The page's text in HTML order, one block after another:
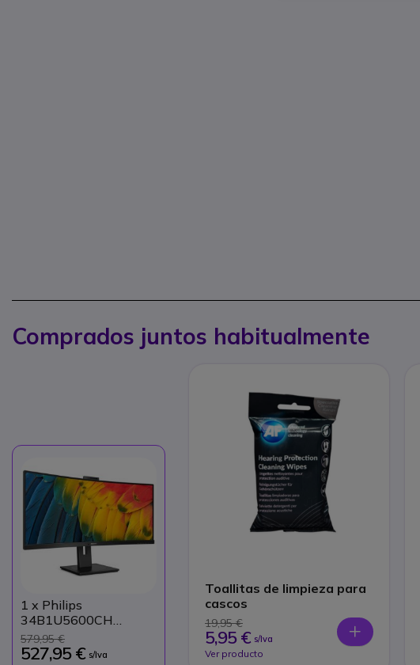
Comprados juntos habitualmente
1 x Philips
34B1U5600CH
Monitor Curvo USB-C
34"
579,95 €
527,95 € s/Iva
Toallitas de limpieza para
cascos
19,95 €
5,95 € s/Iva
Ver producto